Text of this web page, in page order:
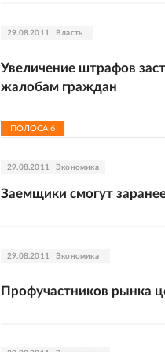
29.08.2011 Власть
Увеличение штрафов
жалобам граждан
ПОЛОСА 6
29.08.2011 Экономика
Заемщики смогут
29.08.2011 Экономика
Профучастников рынка